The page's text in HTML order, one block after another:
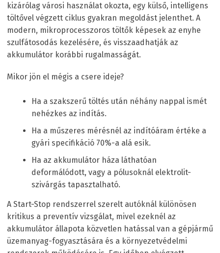
kizárólag városi használat okozta, egy külső, intelligens
töltővel végzett ciklus gyakran megoldást jelenthet. A
modern, mikroprocesszoros töltők képesek az enyhe
szulfátosodás kezelésére, és visszaadhatják az
akkumulátor korábbi rugalmasságát.
Mikor jön el mégis a csere ideje?
Ha a szakszerű töltés után néhány nappal ismét
nehézkes az indítás.
Ha a műszeres mérésnél az indítóáram értéke a
gyári specifikáció 70%-a alá esik.
Ha az akkumulátor háza láthatóan
deformálódott, vagy a pólusoknál elektrolit-
szivárgás tapasztalható.
A Start-Stop rendszerrel szerelt autóknál különösen
kritikus a preventív vizsgálat, mivel ezeknél az
akkumulátor állapota közvetlen hatással van a gépjármű
üzemanyag-fogyasztására és a környezetvédelmi